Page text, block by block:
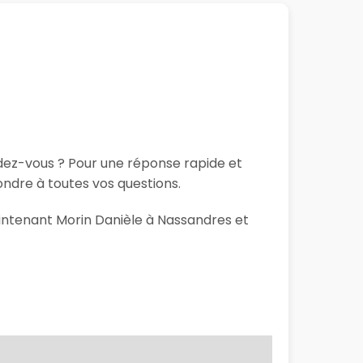
vous ? Pour une réponse rapide et
à toutes vos questions.
Morin Danièle à Nassandres et